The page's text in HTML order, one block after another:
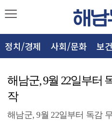
정치/경제 사회/문화 보
해남군, 9월 22일부터
작
해남군, 9월 22일부터 독감